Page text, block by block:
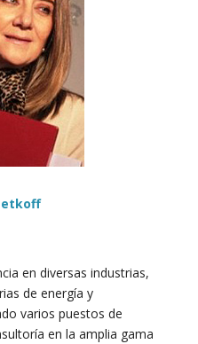
en diversas industrias,
de energía y
varios puestos de
en la amplia gama